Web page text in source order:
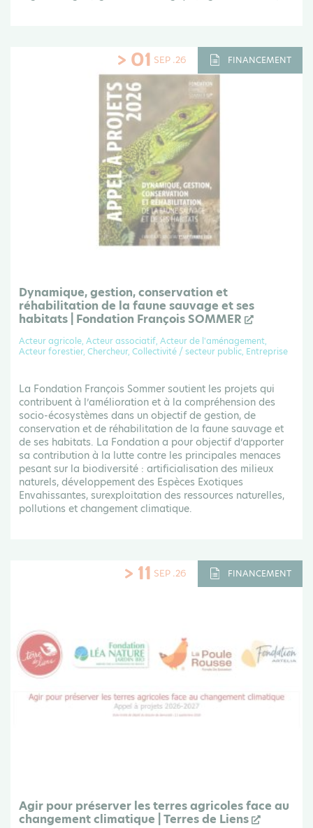
> 01 SEP .26 FINANCEMENT
Dynamique, gestion, conservation et
réhabilitation de la faune sauvage et ses
habitats | Fondation François SOMMER
Acteur agricole, Acteur associatif, Acteur de l'aménagement,
Acteur forestier, Chercheur, Collectivité / secteur public, Entreprise
La Fondation François Sommer soutient les projets qui
contribuent à l’amélioration et à la compréhension des
socio-écosystèmes dans un objectif de gestion, de
conservation et de réhabilitation de la faune sauvage et
de ses habitats. La Fondation a pour objectif d’apporter
sa contribution à la lutte contre les principales menaces
pesant sur la biodiversité : artificialisation des milieux
naturels, développement des Espèces Exotiques
Envahissantes, surexploitation des ressources naturelles,
pollutions et changement climatique.
> 11 SEP .26 FINANCEMENT
Agir pour préserver les terres agricoles face au
changement climatique | Terres de Liens